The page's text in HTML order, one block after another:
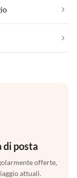
di posta
offerte,
attuali.